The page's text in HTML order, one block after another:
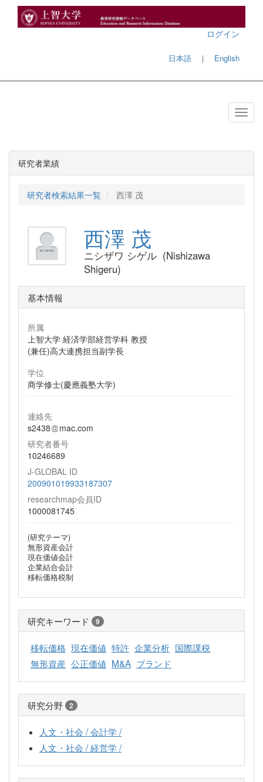
ログイン
日本語 ｜ English
研究者業績
研究者検索結果一覧 西澤 茂
西澤 茂
ニシザワ シゲル (Nishizawa
Shigeru)
基本情報
所属
上智大学 経済学部経営学科 教授
(兼任)高大連携担当副学長
学位
商学修士(慶應義塾大学)
連絡先
s2438
mac.com
研究者番号
10246689
J-GLOBAL ID
200901019933187307
researchmap会員ID
1000081745
(研究テーマ)
無形資産会計
現在価値会計
企業結合会計
移転価格税制
研究キーワード 9
移転価格 現在価値 特許 企業分析 国際課税
無形資産 公正価値 M&A ブランド
研究分野 2
人文・社会 / 会計学 /
人文・社会 / 経営学 /